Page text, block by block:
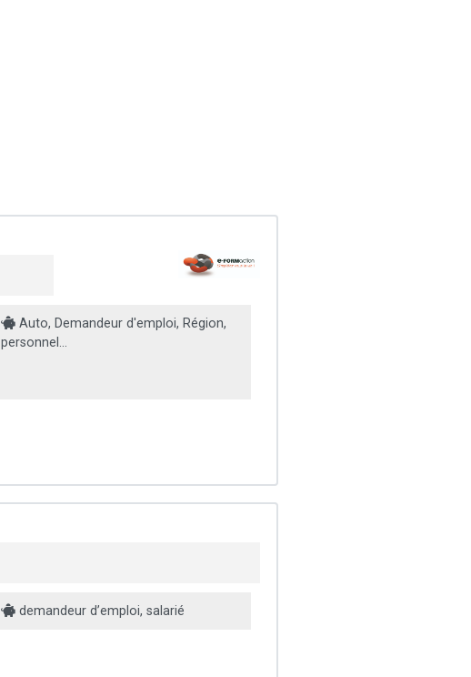
Auto, Demandeur d'emploi, Région,
personnel...
demandeur d’emploi, salarié